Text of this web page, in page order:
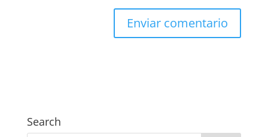
Search